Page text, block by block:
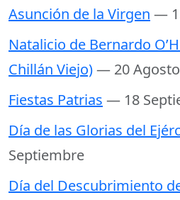
Asunción de la Virgen —
Natalicio de Bernardo
Chillán Viejo)— 20 Agosto
Fiestas Patrias — 18
Día de las Glorias del
Septiembre
Día del Descubrimiento